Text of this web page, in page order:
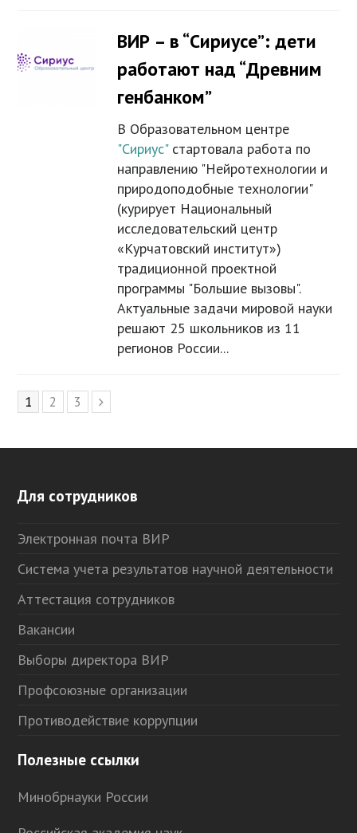
ВИР – в “Сириусе”: дети
работают над “Древним
генбанком”
В Образовательном центре
"Сириус"стартовала работа по
направлению "Нейротехнологии и
природоподобные технологии"
(курирует Национальный
исследовательский центр
«Курчатовский институт»)
традиционной проектной
программы "Большие вызовы".
Актуальные задачи мировой науки
решают 25 школьников из 11
регионов России...
Page
1 Page
2 Page
3
Для сотрудников
Электронная почта ВИР
Система учета результатов научной деятельности
Аттестация сотрудников
Вакансии
Выборы директора ВИР
Профсоюзные организации
Противодействие коррупции
Полезные ссылки
Минобрнауки России